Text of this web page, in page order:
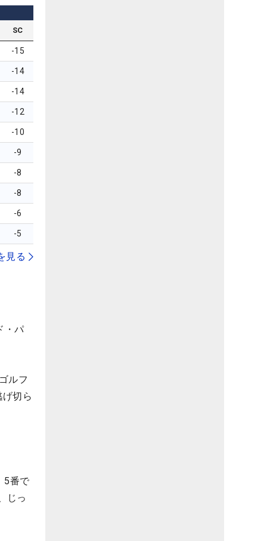
SC
-15
-14
-14
-12
-10
-9
-8
-8
-6
-5
見る
・パ
ルフ
切ら
5番で
じっ